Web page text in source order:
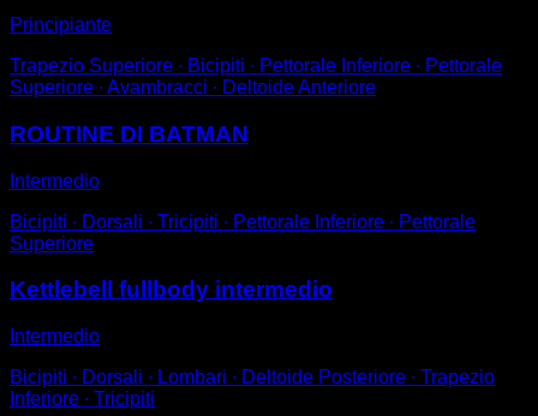
Principiante
Trapezio Superiore ∙ Bicipiti ∙ Pettorale Inferiore ∙ Pettorale
Superiore ∙ Avambracci ∙ Deltoide Anteriore
ROUTINE DI BATMAN
Intermedio
Bicipiti ∙ Dorsali ∙ Tricipiti ∙ Pettorale Inferiore ∙ Pettorale
Superiore
Kettlebell fullbody intermedio
Intermedio
Bicipiti ∙ Dorsali ∙ Lombari ∙ Deltoide Posteriore ∙ Trapezio
Inferiore ∙ Tricipiti